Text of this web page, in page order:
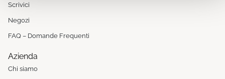
Scrivici
Negozi
FAQ – Domande Frequenti
Azienda
Chi siamo